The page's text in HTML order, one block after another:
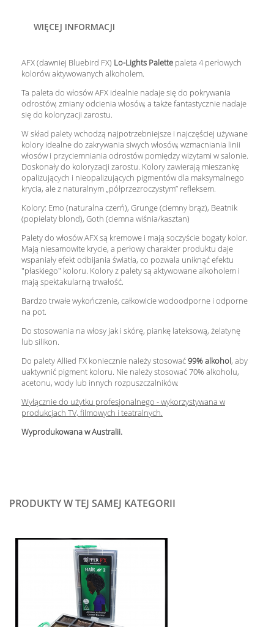
WIĘCEJ INFORMACJI
AFX (dawniej Bluebird FX) Lo-Lights Palette paleta 4 perłowych
kolorów aktywowanych alkoholem.
Ta paleta do włosów AFX idealnie nadaje się do pokrywania
odrostów, zmiany odcienia włosów, a także fantastycznie nadaje
się do koloryzacji zarostu.
W skład palety wchodzą najpotrzebniejsze i najczęściej używane
kolory idealne do zakrywania siwych włosów, wzmacniania linii
włosów i przyciemniania odrostów pomiędzy wizytami w salonie.
Doskonały do koloryzacji zarostu. Kolory zawierają mieszankę
opalizujących i nieopalizujących pigmentów dla maksymalnego
krycia, ale z naturalnym „półprzezroczystym” refleksem.
Kolory: Emo (naturalna czerń), Grunge (ciemny brąz), Beatnik
(popielaty blond), Goth (ciemna wiśnia/kasztan)
Palety do włosów AFX są kremowe i mają soczyście bogaty kolor.
Mają niesamowite krycie, a perłowy charakter produktu daje
wspaniały efekt odbijania światła, co pozwala uniknąć efektu
"płaskiego" koloru. Kolory z palety są aktywowane alkoholem i
mają spektakularną trwałość.
Bardzo trwałe wykończenie, całkowicie wodoodporne i odporne
na pot.
Do stosowania na włosy jak i skórę, piankę lateksową, żelatynę
lub silikon.
Do palety Allied FX koniecznie należy stosować99% alkohol, aby
uaktywnić pigment koloru. Nie należy stosować 70% alkoholu,
acetonu, wody lub innych rozpuszczalników.
Wyłącznie do użytku profesjonalnego - wykorzystywana w
produkcjach TV, filmowych i teatralnych.
Wyprodukowana w Australii.
PRODUKTY W TEJ SAMEJ KATEGORII